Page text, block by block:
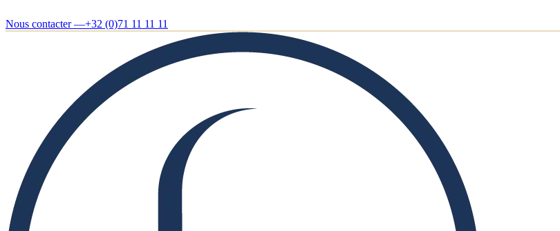
Nous contacter —+32 (0)71 11 11 11